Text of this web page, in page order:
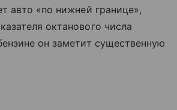
авто «по нижней границе»,
октанового числа
он заметит существенную